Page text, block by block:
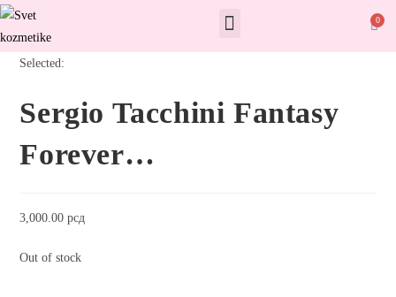
0
Selected:
Sergio Tacchini Fantasy
Forever…
3,000.00рсд
Out of stock